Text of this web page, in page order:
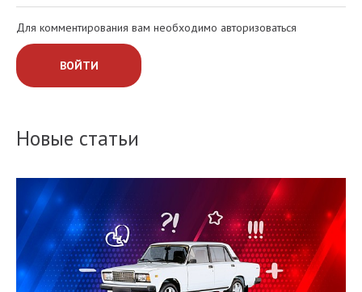
Для комментирования вам необходимо авторизоваться
ВОЙТИ
Новые статьи